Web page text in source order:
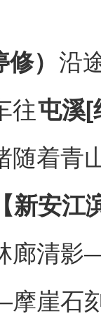
） 沿
往屯溪[
随着青
【新安江
廊清影
崖石